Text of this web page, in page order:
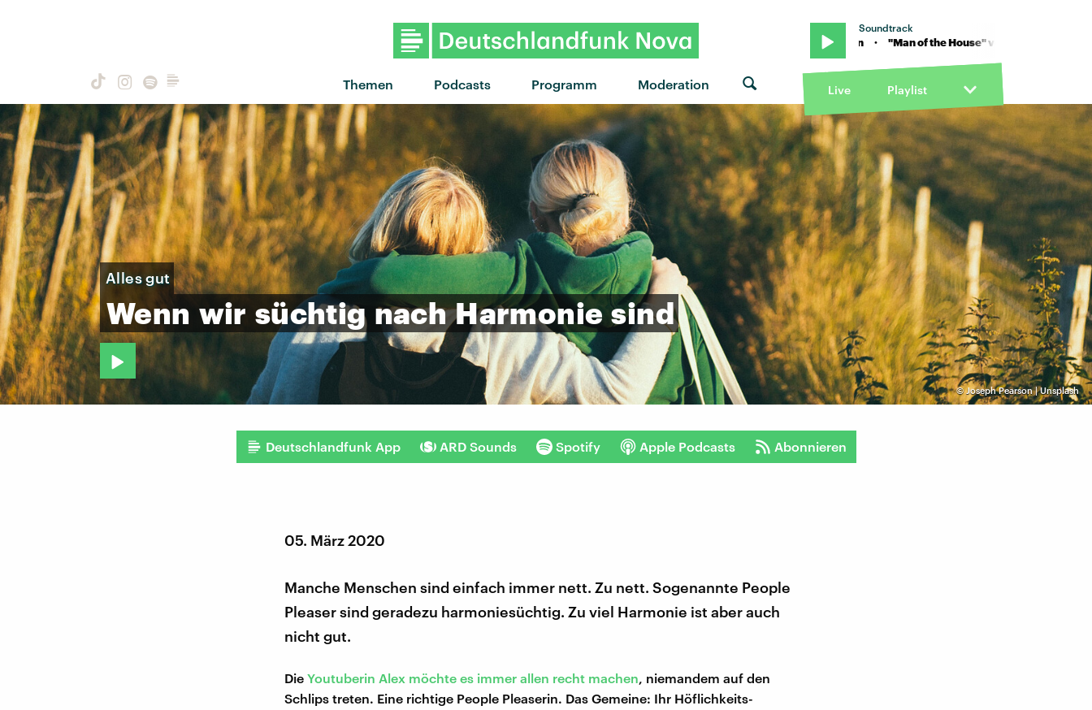
Themen Podcasts Programm Moderation
Soundtrack
"Man of the House" von Skye Newman · "Man of the House" von Skye Newman · "Man of
Live Playlist
©Joseph Pearson | Unsplash
Alles gut
Wenn wir süchtig nach Harmonie sind
Deutschlandfunk App ARD Sounds Spotify Apple Podcasts Abonnieren
05. März 2020
Manche Menschen sind einfach immer nett. Zu nett. Sogenannte People
Pleaser sind geradezu harmoniesüchtig. Zu viel Harmonie ist aber auch
nicht gut.
Die Youtuberin Alex möchte es immer allen recht machen, niemandem auf den
Schlips treten. Eine richtige People Pleaserin. Das Gemeine: Ihr Höflichkeits-